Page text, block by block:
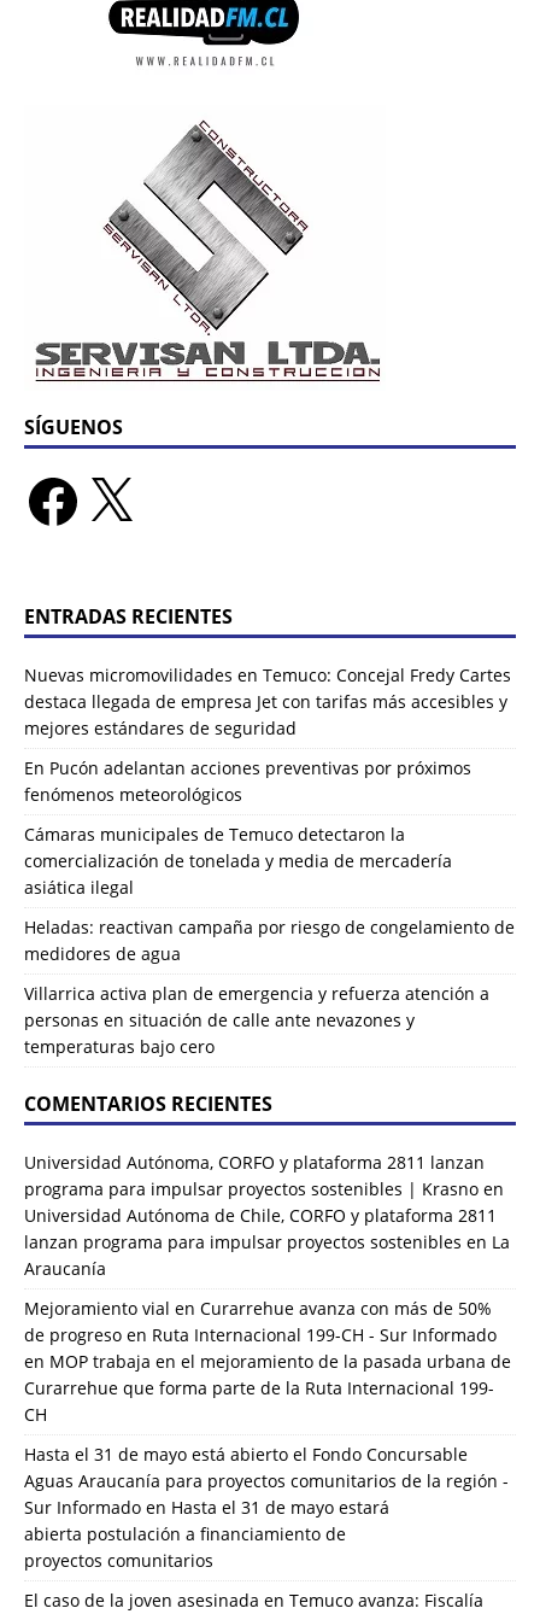
SÍGUENOS
ENTRADAS RECIENTES
Nuevas micromovilidades en Temuco: Concejal Fredy Cartes
destaca llegada de empresa Jet con tarifas más accesibles y
mejores estándares de seguridad
En Pucón adelantan acciones preventivas por próximos
fenómenos meteorológicos
Cámaras municipales de Temuco detectaron la
comercialización de tonelada y media de mercadería
asiática ilegal
Heladas: reactivan campaña por riesgo de congelamiento de
medidores de agua
Villarrica activa plan de emergencia y refuerza atención a
personas en situación de calle ante nevazones y
temperaturas bajo cero
COMENTARIOS RECIENTES
Universidad Autónoma, CORFO y plataforma 2811 lanzan
programa para impulsar proyectos sostenibles | Krasno en
Universidad Autónoma de Chile, CORFO y plataforma 2811
lanzan programa para impulsar proyectos sostenibles en La
Araucanía
Mejoramiento vial en Curarrehue avanza con más de 50%
de progreso en Ruta Internacional 199-CH - Sur Informado
en MOP trabaja en el mejoramiento de la pasada urbana de
Curarrehue que forma parte de la Ruta Internacional 199-
CH
Hasta el 31 de mayo está abierto el Fondo Concursable
Aguas Araucanía para proyectos comunitarios de la región -
Sur Informado en Hasta el 31 de mayo estará
abierta postulación a financiamiento de
proyectos comunitarios
El caso de la joven asesinada en Temuco avanza: Fiscalía